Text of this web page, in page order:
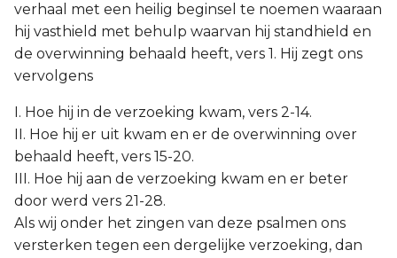
verhaal met een heilig beginsel te noemen waaraan
hij vasthield met behulp waarvan hij standhield en
de overwinning behaald heeft, vers 1. Hij zegt ons
vervolgens
I. Hoe hij in de verzoeking kwam, vers 2-14.
II. Hoe hij er uit kwam en er de overwinning over
behaald heeft, vers 15-20.
III. Hoe hij aan de verzoeking kwam en er beter
door werd vers 21-28.
Als wij onder het zingen van deze psalmen ons
versterken tegen een dergelijke verzoeking, dan